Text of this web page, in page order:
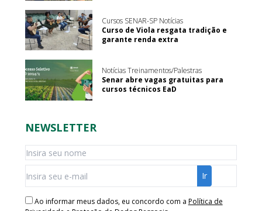
Cursos SENAR-SP Notícias
Curso de Viola resgata tradição e
garante renda extra
Notícias Treinamentos/Palestras
Senar abre vagas gratuitas para
cursos técnicos EaD
NEWSLETTER
Ao informar meus dados, eu concordo com a Política de